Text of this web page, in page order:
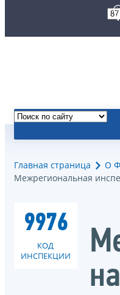
Главная страница О
Межрегиональная
9976
КОД
ИНСПЕКЦИИ